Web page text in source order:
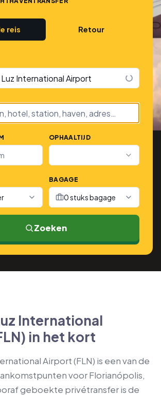
reis Retour
OPHAALTIJD
BAGAGE
0 stuks bagage
Zoeken
International
in het kort
Airport (FLN) is een van de
voor Florianópolis,
geboekte privétransfer is de